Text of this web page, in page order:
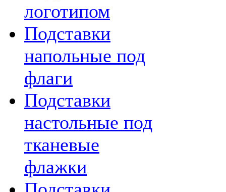
логотипом
Подставки
напольные под
флаги
Подставки
настольные под
тканевые
флажки